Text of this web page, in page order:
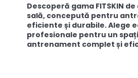
Descoperă gama FITSKIN
sală, concepută pentru
eficiente și durabile. Alege
profesionale pentru un
antrenament complet și